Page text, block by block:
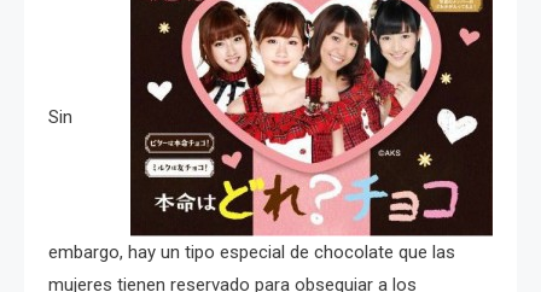
Sin
embargo, hay un tipo especial de chocolate que las
mujeres tienen reservado para obsequiar a los